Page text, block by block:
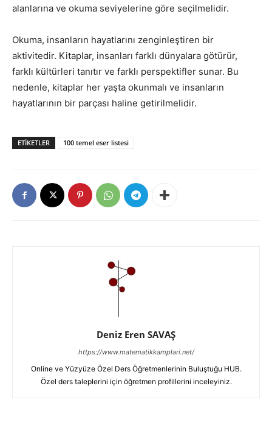
alanlarına ve okuma seviyelerine göre seçilmelidir.
Okuma, insanların hayatlarını zenginleştiren bir
aktivitedir. Kitaplar, insanları farklı dünyalara götürür,
farklı kültürleri tanıtır ve farklı perspektifler sunar. Bu
nedenle, kitaplar her yaşta okunmalı ve insanların
hayatlarının bir parçası haline getirilmelidir.
ETIKETLER 100 temel eser listesi
Deniz Eren SAVAŞ
https://www.matematikkamplari.net/
Online ve Yüzyüze Özel Ders Öğretmenlerinin Buluştuğu HUB.
Özel ders taleplerini için öğretmen profillerini inceleyiniz.